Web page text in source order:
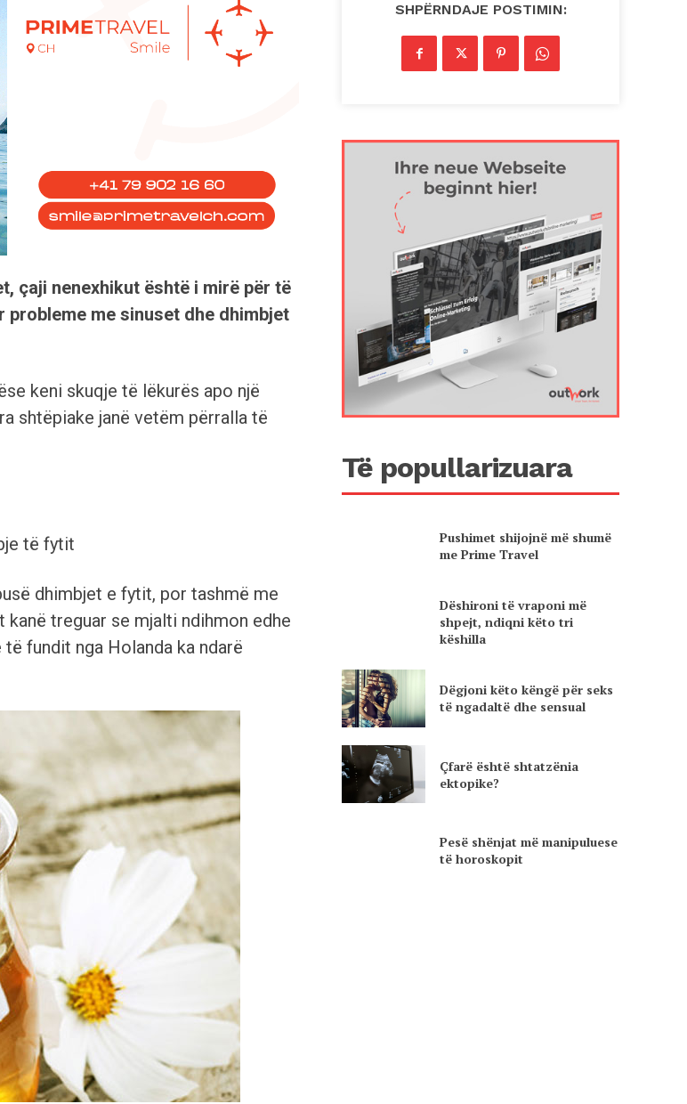
çaji nenexhikut është i mirë për të
me sinuset dhe dhimbjet
keni skuqje të lëkurës apo një
shtëpiake janë vetëm përralla të
të fytit
dhimbjet e fytit, por tashmë me
treguar se mjalti ndihmon edhe
fundit nga Holanda ka ndarë
SHPËRNDAJE POSTIMIN:
Të popullarizuara
Pushimet shijojnë më shumë
me Prime Travel
Dëshironi të vraponi më
shpejt, ndiqni këto tri
këshilla
Dëgjoni këto këngë për seks
të ngadaltë dhe sensual
Çfarë është shtatzënia
ektopike?
Pesë shënjat më manipuluese
të horoskopit